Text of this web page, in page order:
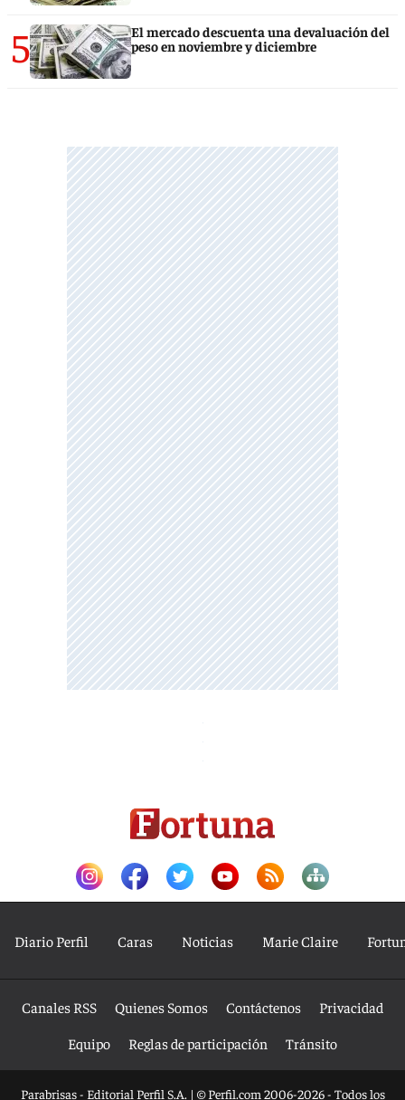
5
El mercado descuenta una devaluación del
peso en noviembre y diciembre
Diario Perfil Caras Noticias Marie Claire
Canales RSS Quienes Somos Contáctenos
Privacidad
Equipo
Reglas de participación Tránsito
Parabrisas - Editorial Perfil S.A. | © Perfil.com 2006-2026 - Todos los